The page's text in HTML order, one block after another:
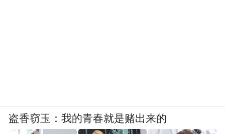
盗香窃玉：我的青春就是赌出来的